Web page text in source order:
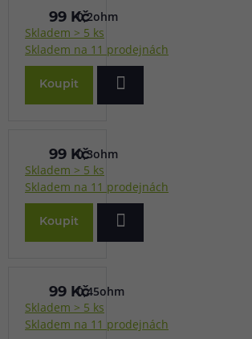
0,2ohm
Skladem > 5 ks
Skladem na 11 prodejnách
99 Kč
Koupit
0,3ohm
Skladem > 5 ks
Skladem na 11 prodejnách
99 Kč
Koupit
0,45ohm
Skladem > 5 ks
Skladem na 11 prodejnách
99 Kč